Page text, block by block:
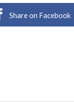
Share on Facebook